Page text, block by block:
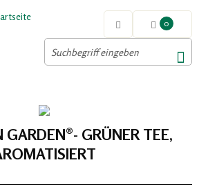
0
GRÜNER TEE,